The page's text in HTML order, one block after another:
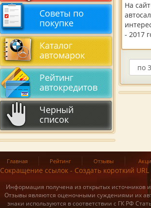
На
- 2017
Советы по
покупке
Каталог
автомарок
Рейтинг
автокредитов
Черный
список
Главная Рейтинг Отзывы
Сокращение ссылок - Создать короткий URL
Информация получена из открытых источников
Отзывы являются оценочными суждениями их
знаки используются в соответствии с ГК РФ